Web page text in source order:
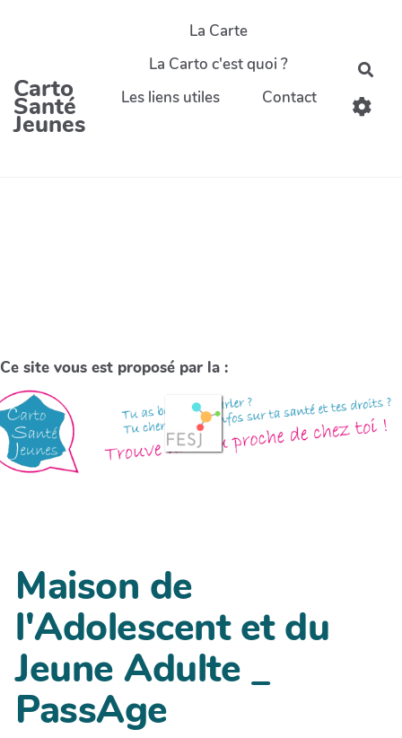
Carto
Santé
Jeunes
La Carte
La Carto c'est quoi ?
Les liens utiles
Contact
Ce site vous est proposé par la :
Maison de
l'Adolescent et du
Jeune Adulte _
PassAge